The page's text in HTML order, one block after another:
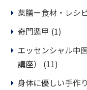
薬膳ー食材・レシ
奇門遁甲 (1)
エッセンシャル中
講座）
(11)
身体に優しい手作